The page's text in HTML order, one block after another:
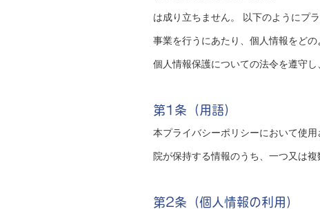
は成り立ちません。 以下のようにプ
事業を行うにあたり、個人情報をど
個人情報保護についての法令を遵守
第1条（用語）
本プライバシーポリシーにおいて使
院が保持する情報のうち、一つ又は
第2条（個人情報の利用）